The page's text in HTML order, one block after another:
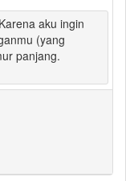
aku ingin
(yang
panjang.